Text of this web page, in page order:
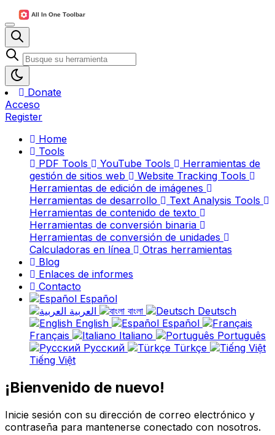
Donate
Acceso
Register
Home
Tools
PDF Tools
YouTube Tools
Herramientas de
gestión de sitios web
Website Tracking Tools
Herramientas de edición de imágenes
Herramientas de desarrollo
Text Analysis Tools
Herramientas de contenido de texto
Herramientas de conversión binaria
Herramientas de conversión de unidades
Calculadoras en línea
Otras herramientas
Blog
Enlaces de informes
Contacto
Español
বাংলা
Deutsch
English
Español
Français
Italiano
Português
Русский
Türkçe
Tiếng Việt
¡Bienvenido de nuevo!
Inicie sesión con su dirección de correo electrónico y
contraseña para mantenerse conectado con nosotros.